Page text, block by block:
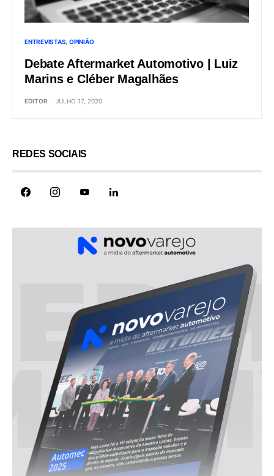
ENTREVISTAS OPINIÃO
Debate Aftermarket Automotivo | Luiz
Marins e Cléber Magalhães
EDITOR JULHO 17, 2020
REDES SOCIAIS